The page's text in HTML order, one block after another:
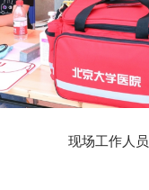
现场工作人员